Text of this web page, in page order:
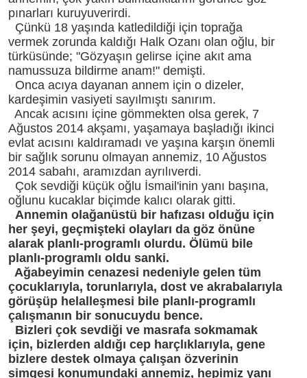
pınarları kuruyuverirdi.
Çünkü 18 yaşında katledildiği için toprağa
vermek zorunda kaldığı Halk Ozanı olan oğlu, bir
türküsünde; "Gözyaşın gelirse içine akıt ama
namussuza bildirme anam!" demişti.
Onca acıya dayanan annem için o dizeler,
kardeşimin vasiyeti sayılmıştı sanırım.
Ancak acısını içine gömmekten olsa gerek, 7
Ağustos 2014 akşamı, yaşamaya başladığı ikinci
evlat acısını kaldıramadı ve yaşına karşın önemli
bir sağlık sorunu olmayan annemiz, 10 Ağustos
2014 sabahı, aramızdan ayrılıverdi.
Çok sevdiği küçük oğlu İsmail'inin yanı başına,
oğlunu kucaklar biçimde kalıcı olarak gitti.
Annemin olağanüstü bir hafızası olduğu için
her şeyi, geçmişteki olayları da göz önüne
alarak planlı-programlı olurdu. Ölümü bile
planlı-programlı oldu sanki.
Ağabeyimin cenazesi nedeniyle gelen tüm
çocuklarıyla, torunlarıyla, dost ve akrabalarıyla
görüşüp helalleşmesi bile planlı-programlı
çalışmanın bir sonucuydu bence.
Bizleri çok sevdiği ve masrafa sokmamak
için, bizlerden aldığı cep harçlıklarıyla, gene
bizlere destek olmaya çalışan özverinin
simgesi konumundaki annemiz, hepimiz yanı